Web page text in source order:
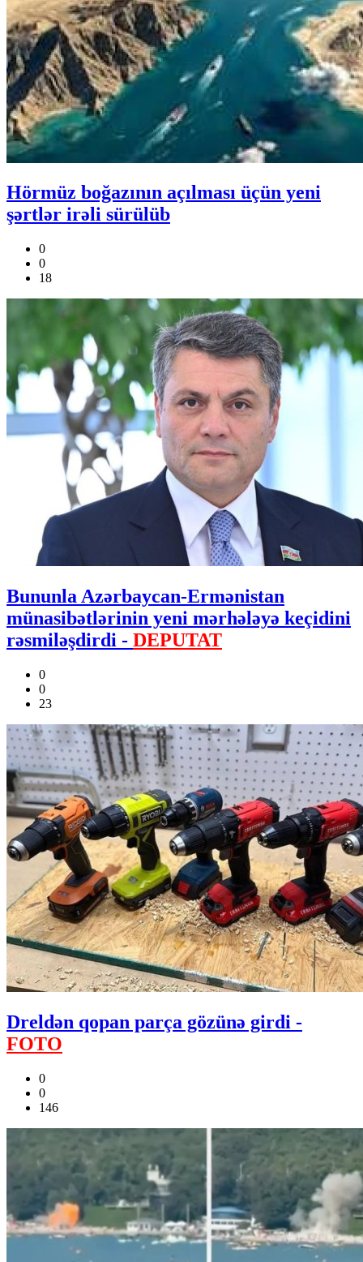
Hörmüz boğazının açılması üçün yeni
şərtlər irəli sürülüb
0
0
18
Bununla Azərbaycan-Ermənistan
münasibətlərinin yeni mərhələyə keçidini
rəsmiləşdirdi - DEPUTAT
0
0
23
Dreldən qopan parça gözünə girdi -
FOTO
0
0
146